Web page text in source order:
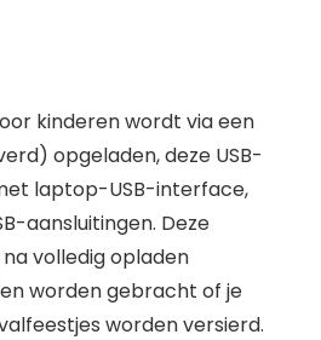
kinderen wordt via een
opgeladen, deze USB-
laptop-USB-interface,
aansluitingen. Deze
volledig opladen
worden gebracht of je
worden versierd.